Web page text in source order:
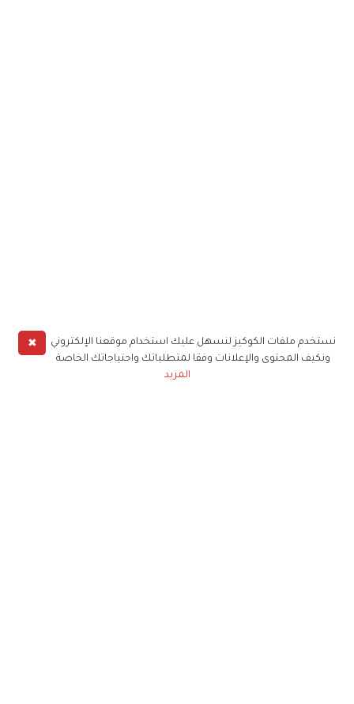
✖
نستخدم ملفات الكوكيز لنسهل عليك استخدام موقعنا الإلكتروني
ونكيف المحتوى والإعلانات وفقا لمتطلباتك واحتياجاتك الخاصة
المزيد